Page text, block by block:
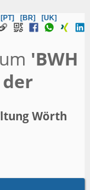
[PT] [BR]
[UK]
'BWH
Wörth